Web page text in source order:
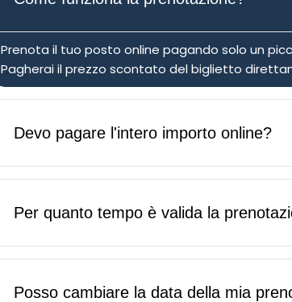
Prenota il tuo posto online pagando solo un
Pagherai il prezzo scontato del biglietto
Devo pagare l'intero importo online?
Per quanto tempo è valida la
Posso cambiare la data della mia